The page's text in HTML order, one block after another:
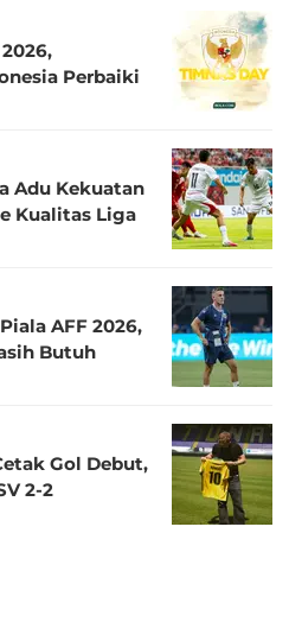
Perbaiki
Adu Kekuatan
Kualitas Liga
AFF 2026,
Butuh
Gol Debut,
2-2